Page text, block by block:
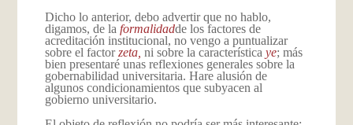
Dicho lo anterior, debo advertir que no hablo,
digamos, de la formalidadde los factores de
acreditación institucional, no vengo a puntualizar
sobre el factorzeta, ni sobre la característica ye; más
bien presentaré unas reflexiones generales sobre la
gobernabilidad universitaria. Hare alusión de
algunos condicionamientos que subyacen al
gobierno universitario.